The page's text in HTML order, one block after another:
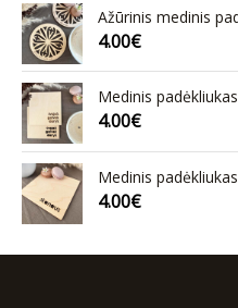
Ažūrinis medinis
4.00€
Medinis
4.00€
Medinis
4.00€